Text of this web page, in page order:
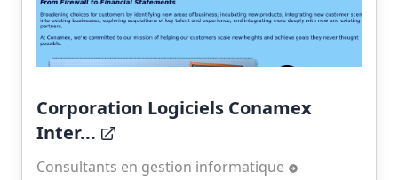
Corporation Logiciels Conamex
Inter...
Consultants en gestion informatique